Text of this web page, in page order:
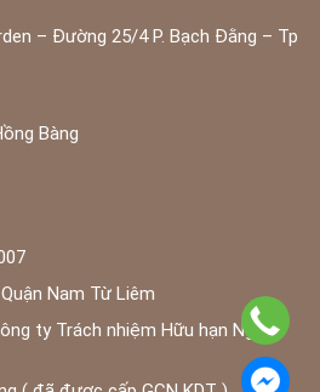
– Đường 25/4 P. Bạch Đằng – Tp
Bàng
Nam Từ Liêm
ty Trách nhiệm Hữu hạn Ngoài